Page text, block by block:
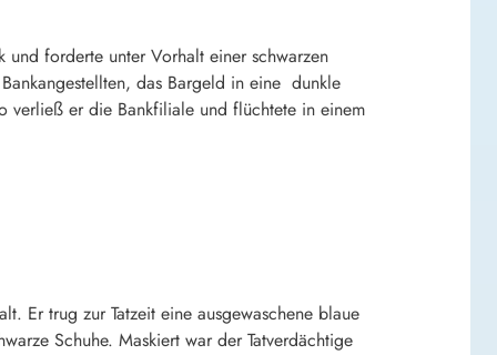
und forderte unter Vorhalt einer schwarzen
das Bargeld in eine dunkle
verließ er die Bankfiliale und flüchtete in einem
Er trug zur Tatzeit eine ausgewaschene blaue
Schuhe. Maskiert war der Tatverdächtige